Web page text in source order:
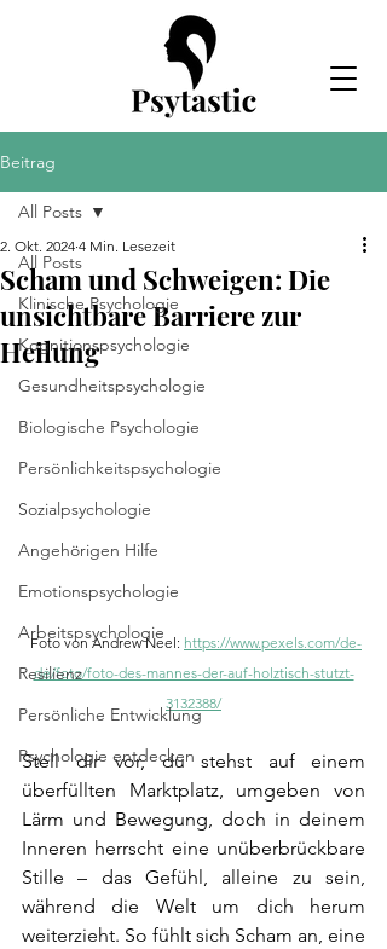
Beitrag
All Posts
Klinische Psychologie
Kognitionspsychologie
Gesundheitspsychologie
Biologische Psychologie
Persönlichkeitspsychologie
Sozialpsychologie
Angehörigen Hilfe
Emotionspsychologie
Arbeitspsychologie
Resilienz
Persönliche Entwicklung
Psychologie entdecken
All Posts
Scham und Schweigen: Die
unsichtbare Barriere zur
Heilung
2. Okt. 2024 4 Min. Lesezeit
Foto von Andrew Neel: https://www.pexels.com/de-
de/foto/foto-des-mannes-der-auf-holztisch-stutzt-
3132388/
Stell dir vor, du stehst auf einem
überfüllten Marktplatz, umgeben von
Lärm und Bewegung, doch in deinem
Inneren herrscht eine unüberbrückbare
Stille – das Gefühl, alleine zu sein,
während die Welt um dich herum
weiterzieht. So fühlt sich Scham an, eine